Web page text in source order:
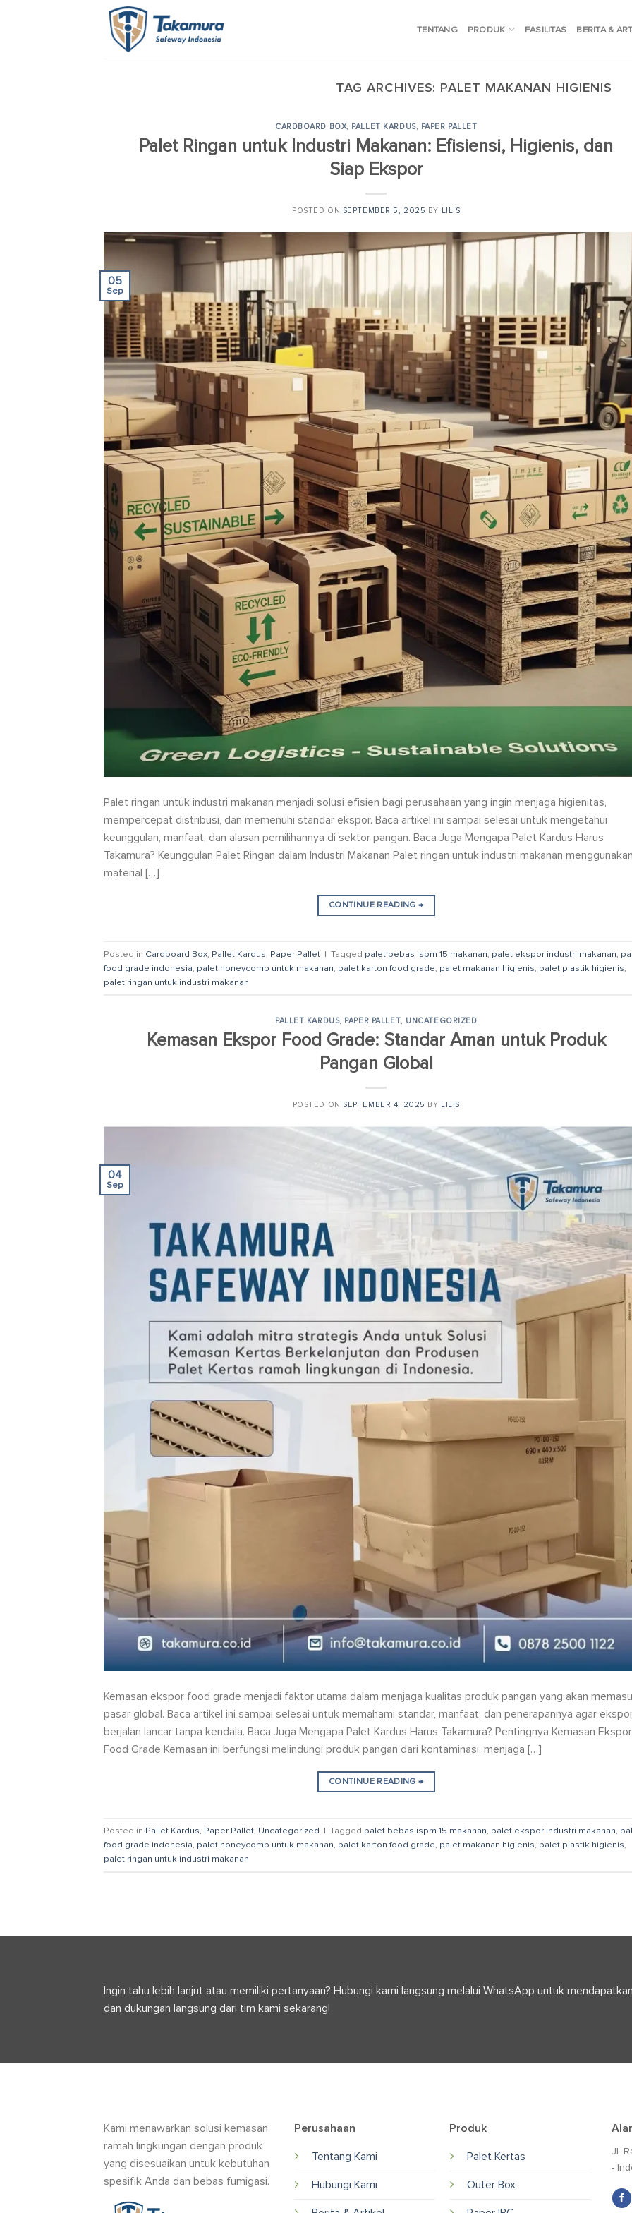
TENTANG PRODUK FASILITAS BERITA &
TAG ARCHIVES: PALET MAKANAN HIGIENIS
CARDBOARD BOX, PALLET KARDUS, PAPER PALLET
Palet Ringan untuk Industri Makanan: Efisiensi, Higienis, dan
Siap Ekspor
POSTED ON SEPTEMBER 5, 2025 BY LILIS
05
Sep
Palet ringan untuk industri makanan menjadi solusi efisien bagi perusahaan yang ingin menjaga higienitas,
mempercepat distribusi, dan memenuhi standar ekspor. Baca artikel ini sampai selesai untuk mengetahui
keunggulan, manfaat, dan alasan pemilihannya di sektor pangan. Baca Juga Mengapa Palet Kardus Harus
Takamura? Keunggulan Palet Ringan dalam Industri Makanan Palet ringan untuk industri makanan
material […]
CONTINUE READING→
Posted in Cardboard Box, Pallet Kardus, Paper Pallet | Tagged palet bebas ispm 15 makanan, palet ekspor industri makanan,
food grade indonesia, palet honeycomb untuk makanan, palet karton food grade, palet makanan higienis, palet plastik higienis,
palet ringan untuk industri makanan
PALLET KARDUS, PAPER PALLET, UNCATEGORIZED
Kemasan Ekspor Food Grade: Standar Aman untuk Produk
Pangan Global
POSTED ON SEPTEMBER 4, 2025 BY LILIS
04
Sep
Kemasan ekspor food grade menjadi faktor utama dalam menjaga kualitas produk pangan yang akan
pasar global. Baca artikel ini sampai selesai untuk memahami standar, manfaat, dan penerapannya agar
berjalan lancar tanpa kendala. Baca Juga Mengapa Palet Kardus Harus Takamura? Pentingnya Kemasan Ekspor
Food Grade Kemasan ini berfungsi melindungi produk pangan dari kontaminasi, menjaga […]
CONTINUE READING→
Posted in Pallet Kardus, Paper Pallet, Uncategorized | Tagged palet bebas ispm 15 makanan, palet ekspor industri makanan,
food grade indonesia, palet honeycomb untuk makanan, palet karton food grade, palet makanan higienis, palet plastik higienis,
palet ringan untuk industri makanan
Ingin tahu lebih lanjut atau memiliki pertanyaan? Hubungi kami langsung melalui WhatsApp untuk
dan dukungan langsung dari tim kami sekarang!
Kami menawarkan solusi kemasan
ramah lingkungan dengan produk
yang disesuaikan untuk kebutuhan
spesifik Anda dan bebas fumigasi.
Perusahaan
Tentang Kami
Hubungi Kami
Produk
Palet Kertas
Outer Box
Jl.
-